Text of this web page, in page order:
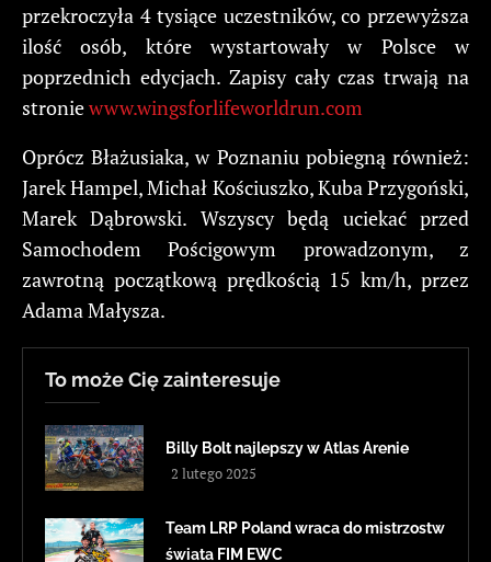
przekroczyła 4 tysiące uczestników, co przewyższa
ilość osób, które wystartowały w Polsce w
poprzednich edycjach. Zapisy cały czas trwają na
stroniewww.wingsforlifeworldrun.com
Oprócz Błażusiaka, w Poznaniu pobiegną również:
Jarek Hampel, Michał Kościuszko, Kuba Przygoński,
Marek Dąbrowski. Wszyscy będą uciekać przed
Samochodem Pościgowym prowadzonym, z
zawrotną początkową prędkością 15 km/h, przez
Adama Małysza.
To może Cię zainteresuje
Billy Bolt najlepszy w Atlas Arenie
2 lutego 2025
Team LRP Poland wraca do mistrzostw
świata FIM EWC